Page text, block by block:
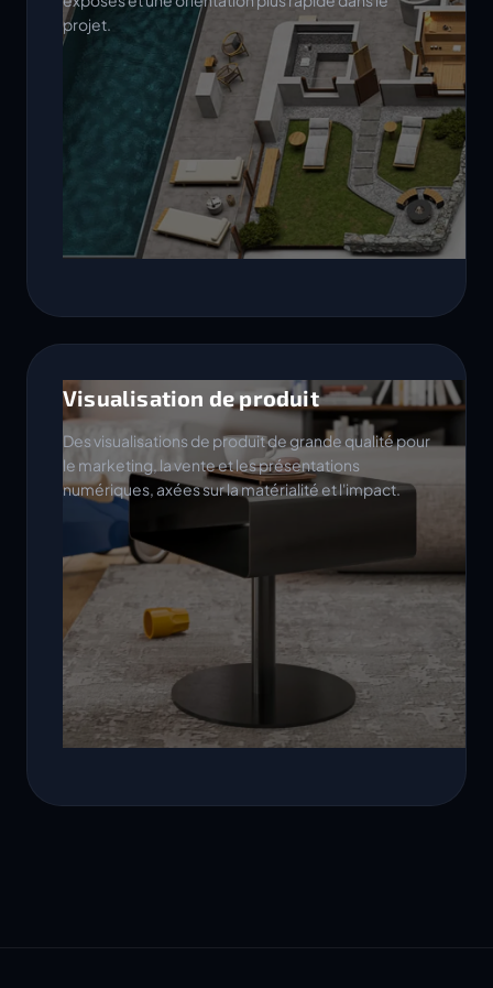
projet.
Visualisation de produit
Des visualisations de produit de grande qualité pour
le marketing, la vente et les présentations
numériques, axées sur la matérialité et l'impact.